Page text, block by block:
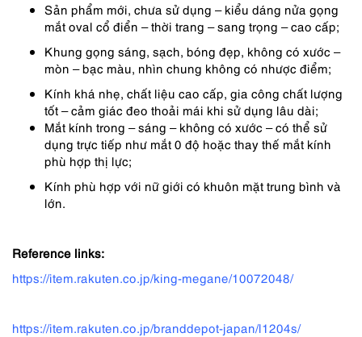
Sản phẩm mới, chưa sử dụng – kiểu dáng nửa gọng
mắt oval cổ điển – thời trang – sang trọng – cao cấp;
Khung gọng sáng, sạch, bóng đẹp, không có xước –
mòn – bạc màu, nhìn chung không có nhược điểm;
Kính khá nhẹ, chất liệu cao cấp, gia công chất lượng
tốt – cảm giác đeo thoải mái khi sử dụng lâu dài;
Mắt kính trong – sáng – không có xước – có thể sử
dụng trực tiếp như mắt 0 độ hoặc thay thế mắt kính
phù hợp thị lực;
Kính phù hợp với nữ giới có khuôn mặt trung bình và
lớn.
Reference links:
https://item.rakuten.co.jp/king-megane/10072048/
https://item.rakuten.co.jp/branddepot-japan/l1204s/